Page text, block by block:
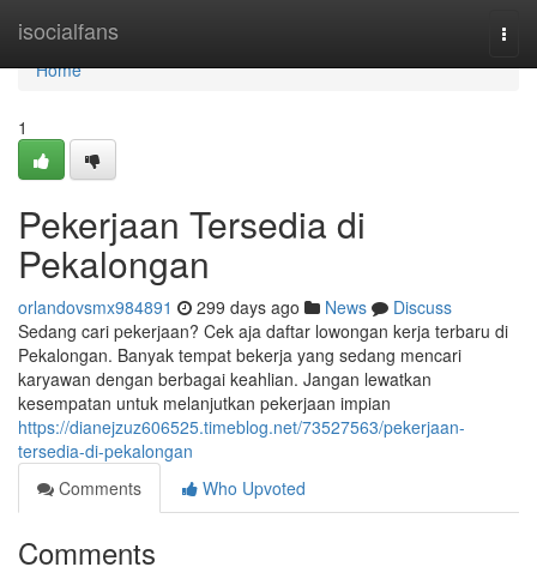
isocialfans
Home
Home
1
Pekerjaan Tersedia di
Pekalongan
orlandovsmx984891 299 days ago News
Discuss
Sedang cari pekerjaan? Cek aja daftar lowongan kerja terbaru di
Pekalongan. Banyak tempat bekerja yang sedang mencari
karyawan dengan berbagai keahlian. Jangan lewatkan
kesempatan untuk melanjutkan pekerjaan impian
https://dianejzuz606525.timeblog.net/73527563/pekerjaan-
tersedia-di-pekalongan
Comments
Who Upvoted
Comments